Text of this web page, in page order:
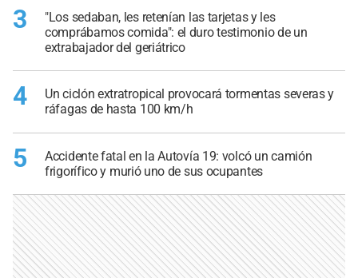
3
"Los sedaban, les retenían las tarjetas y les
comprábamos comida": el duro testimonio de un
extrabajador del geriátrico
4
Un ciclón extratropical provocará tormentas severas y
ráfagas de hasta 100 km/h
5
Accidente fatal en la Autovía 19: volcó un camión
frigorífico y murió uno de sus ocupantes